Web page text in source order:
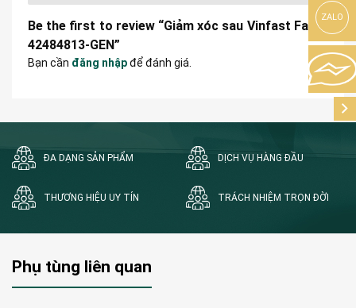
Be the first to review “Giảm xóc sau Vinfast Fadil |
42484813-GEN”
Bạn cần đăng nhậpđể đánh giá.
ĐA DẠNG SẢN PHẨM DỊCH VỤ HÀNG ĐẦU
THƯƠNG HIỆU UY TÍN TRÁCH NHIỆM TRỌN ĐỜI
Phụ tùng liên quan
ZALO